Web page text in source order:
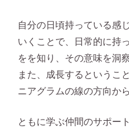
自分の日頃持っている感
いくことで、日常的に持
をを知り、その意味を洞
また、成長するというこ
ニアグラムの線の方向か
ともに学ぶ仲間のサポー